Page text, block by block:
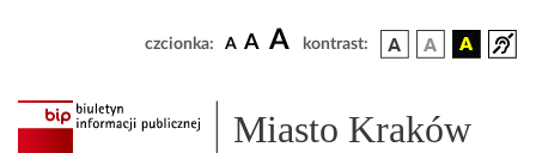
czcionka: A A A kontrast:
Miasto Kraków